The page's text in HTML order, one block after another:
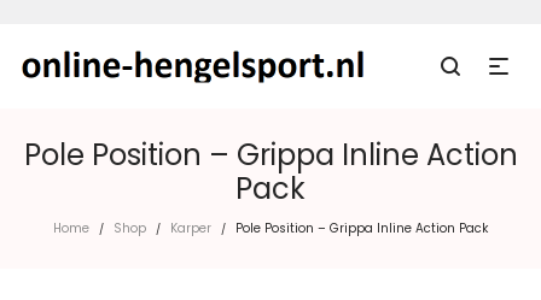
Pole Position – Grippa Inline Action
Pack
Home / Shop / Karper / Pole Position – Grippa Inline Action Pack